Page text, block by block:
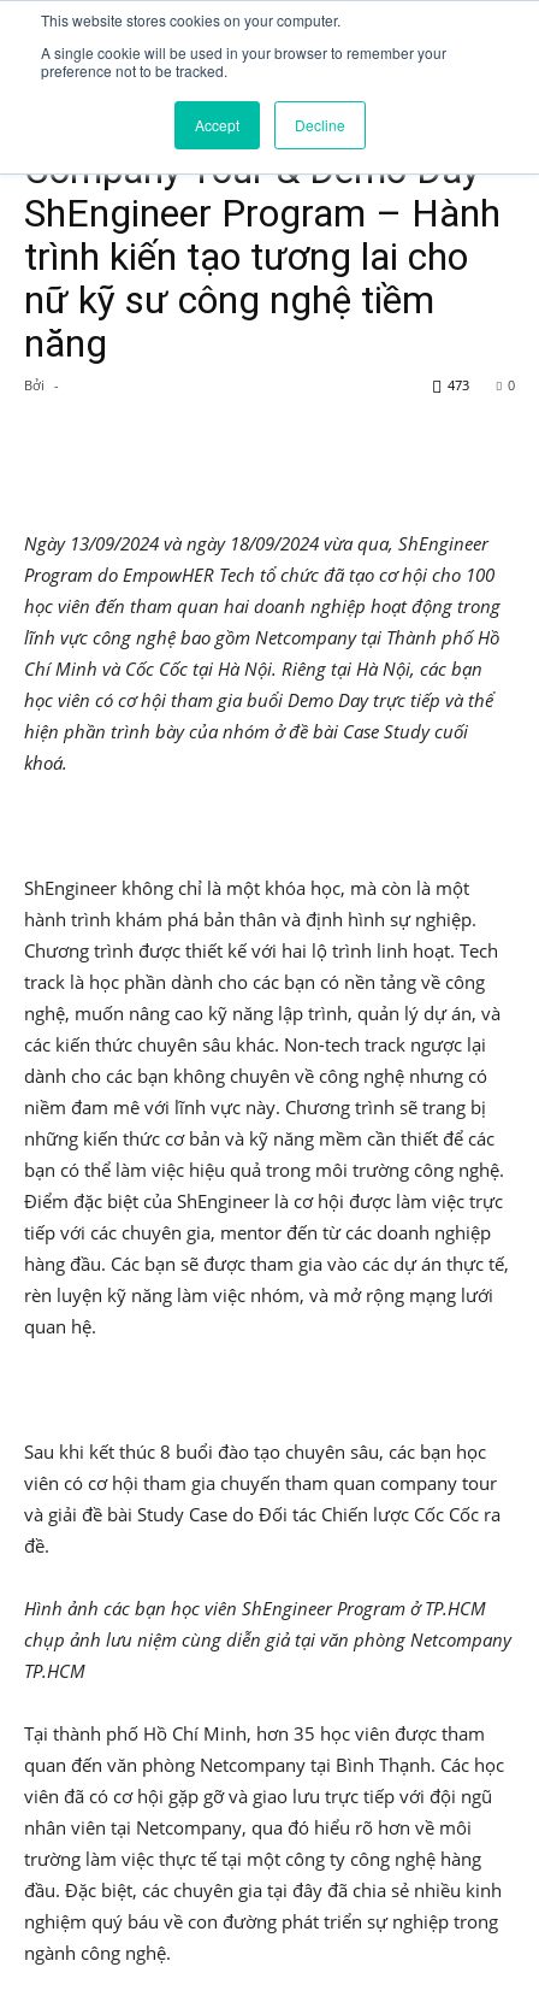
This website stores cookies on your computer.
A single cookie will be used in your browser to remember your
preference not to be tracked.
Accept Decline
Company Tour & Demo Day
ShEngineer Program – Hành
trình kiến tạo tương lai cho
nữ kỹ sư công nghệ tiềm
năng
Bởi - 0
473
Ngày 13/09/2024 và ngày 18/09/2024 vừa qua, ShEngineer
Program do EmpowHER Tech tổ chức đã tạo cơ hội cho 100
học viên đến tham quan hai doanh nghiệp hoạt động trong
lĩnh vực công nghệ bao gồm Netcompany tại Thành phố Hồ
Chí Minh và Cốc Cốc tại Hà Nội. Riêng tại Hà Nội, các bạn
học viên có cơ hội tham gia buổi Demo Day trực tiếp và thể
hiện phần trình bày của nhóm ở đề bài Case Study cuối
khoá.
ShEngineer không chỉ là một khóa học, mà còn là một
hành trình khám phá bản thân và định hình sự nghiệp.
Chương trình được thiết kế với hai lộ trình linh hoạt. Tech
track là học phần dành cho các bạn có nền tảng về công
nghệ, muốn nâng cao kỹ năng lập trình, quản lý dự án, và
các kiến thức chuyên sâu khác. Non-tech track ngược lại
dành cho các bạn không chuyên về công nghệ nhưng có
niềm đam mê với lĩnh vực này. Chương trình sẽ trang bị
những kiến thức cơ bản và kỹ năng mềm cần thiết để các
bạn có thể làm việc hiệu quả trong môi trường công nghệ.
Điểm đặc biệt của ShEngineer là cơ hội được làm việc trực
tiếp với các chuyên gia, mentor đến từ các doanh nghiệp
hàng đầu. Các bạn sẽ được tham gia vào các dự án thực tế,
rèn luyện kỹ năng làm việc nhóm, và mở rộng mạng lưới
quan hệ.
Sau khi kết thúc 8 buổi đào tạo chuyên sâu, các bạn học
viên có cơ hội tham gia chuyến tham quan company tour
và giải đề bài Study Case do Đối tác Chiến lược Cốc Cốc ra
đề.
Hình ảnh các bạn học viên ShEngineer Program ở TP.HCM
chụp ảnh lưu niệm cùng diễn giả tại văn phòng Netcompany
TP.HCM
Tại thành phố Hồ Chí Minh, hơn 35 học viên được tham
quan đến văn phòng Netcompany tại Bình Thạnh. Các học
viên đã có cơ hội gặp gỡ và giao lưu trực tiếp với đội ngũ
nhân viên tại Netcompany, qua đó hiểu rõ hơn về môi
trường làm việc thực tế tại một công ty công nghệ hàng
đầu. Đặc biệt, các chuyên gia tại đây đã chia sẻ nhiều kinh
nghiệm quý báu về con đường phát triển sự nghiệp trong
ngành công nghệ.